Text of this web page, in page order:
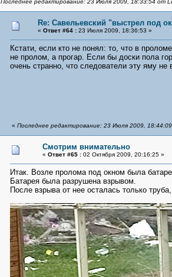
Последнее редактирование: 23 Июля 2009, 18:33:54 от
Re: Савельевский "выстрел под
« Ответ #64 : 23 Июля 2009, 18:36:53 »
Кстати, если кто не понял: то, что в
не пролом, а прогар. Если бы доски пола
очень странно, что следователи эту яму
« Последнее редактирование: 23 Июля 2009,
Смотрим внимательно
« Ответ #65 : 02 Октября 2009, 20:16:25 »
Итак. Возле пролома под окном была
Батарея была разрушена взрывом.
После взрыва от нее осталась только